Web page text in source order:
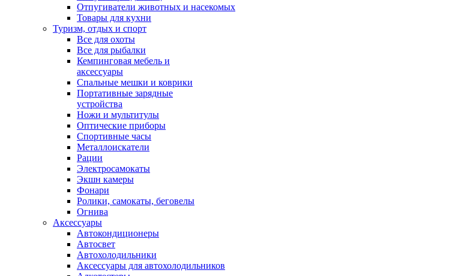
Отпугиватели животных и насекомых
Товары для кухни
Туризм, отдых и спорт
Все для охоты
Все для рыбалки
Кемпинговая мебель и
аксессуары
Спальные мешки и коврики
Портативные зарядные
устройства
Ножи и мультитулы
Оптические приборы
Спортивные часы
Металлоискатели
Рации
Электросамокаты
Экшн камеры
Фонари
Ролики, самокаты, беговелы
Огнива
Аксессуары
Автокондиционеры
Aвтосвет
Автохолодильники
Аксессуары для автохолодильников